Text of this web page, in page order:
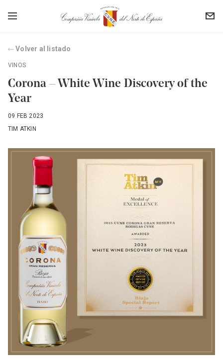
Volver al listado
VINOS
Corona – White Wine Discovery of the
Year
09 FEB 2023
TIM ATKIN